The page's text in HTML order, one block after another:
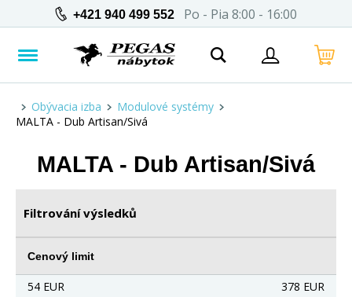
+421 940 499 552 Po - Pia 8:00 - 16:00
Obývacia izba
Modulové systémy
MALTA - Dub Artisan/Sivá
MALTA - Dub Artisan/Sivá
Filtrování výsledků
Cenový limit
54 EUR 378 EUR